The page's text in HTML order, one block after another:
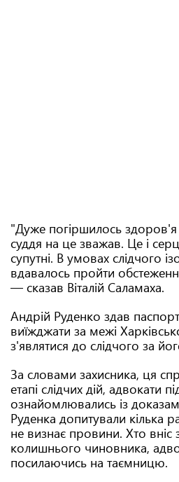
"Дуже погіршилось здоров'я
суддя на це зважав. Це і
супутні. В умовах слідчого
вдавалось пройти
— сказав Віталій Саламаха.
Андрій Руденко здав
виїжджати за межі
з'являтися до слідчого за
За словами захисника, ця
етапі слідчих дій, адвокати
ознайомлювались із
Руденка допитували кілька
не визнає провини. Хто вніс
колишнього чиновника,
посилаючись на таємницю.